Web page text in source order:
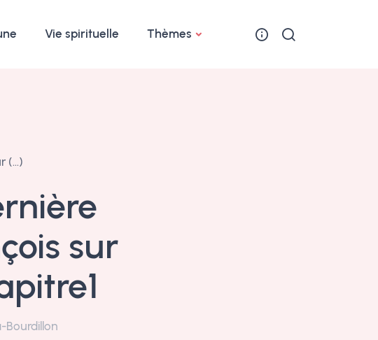
Vie spirituelle Thèmes
(…)
sur
Bourdillon